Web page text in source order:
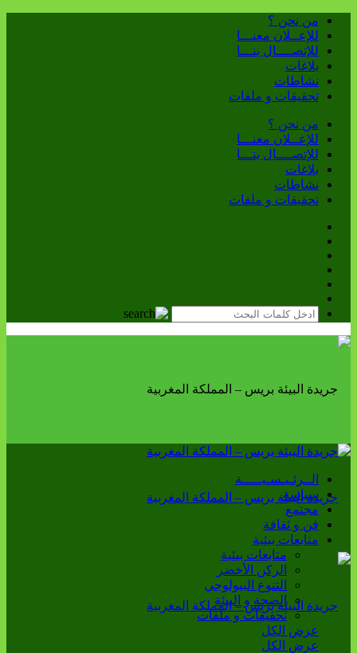
من نحن ؟
للإعــلان معنـــا
للإتصــــال بنـــا
بلاغات
نشاطات
تحقيقات و ملفات
من نحن ؟
للإعــلان معنـــا
للإتصــــال بنـــا
بلاغات
نشاطات
تحقيقات و ملفات
الــرئـيـسـيـــــة
سياسة
مجتمع
فن و ثقافة
متابعات بيئية
متابعات بيئية
الركن الأخضر
التنوع البيولوجي
الصحة و البيئة
تحقيقات و ملفات
عرض الكل
عرض الكل